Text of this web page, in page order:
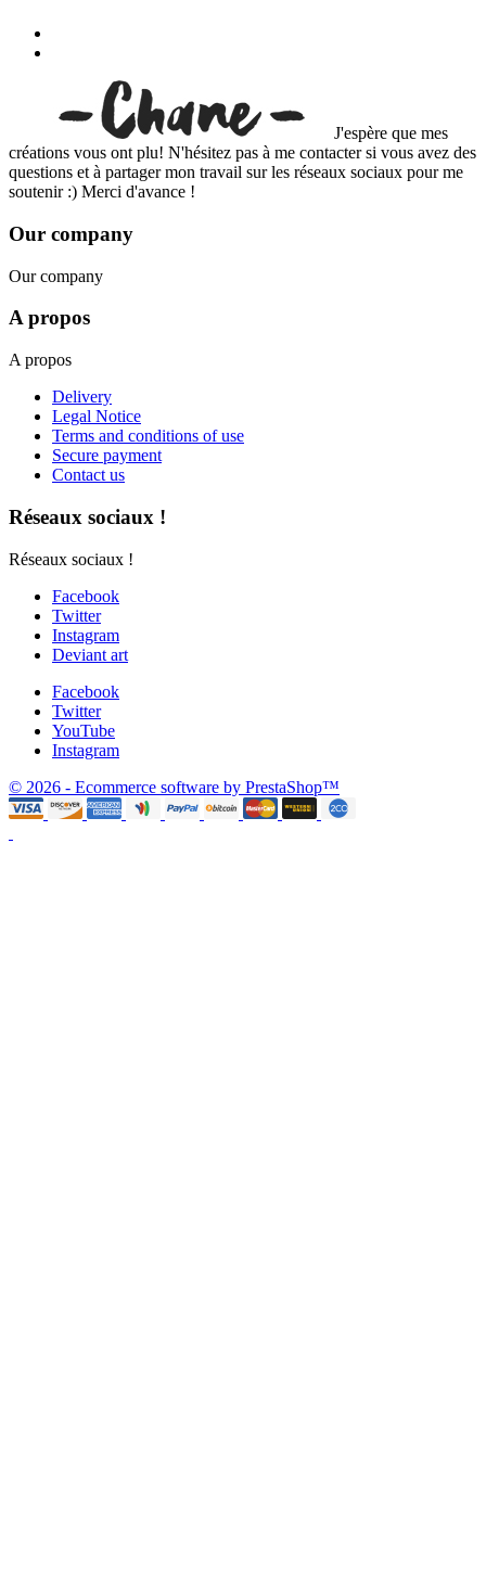
J'espère que mes
créations vous ont plu! N'hésitez pas à me contacter si vous avez des
questions et à partager mon travail sur les réseaux sociaux pour me
soutenir :) Merci d'avance !
Our company
Our company
A propos
A propos
Delivery
Legal Notice
Terms and conditions of use
Secure payment
Contact us
Réseaux sociaux !
Réseaux sociaux !
Facebook
Twitter
Instagram
Deviant art
Facebook
Twitter
YouTube
Instagram
© 2026 - Ecommerce software by PrestaShop™